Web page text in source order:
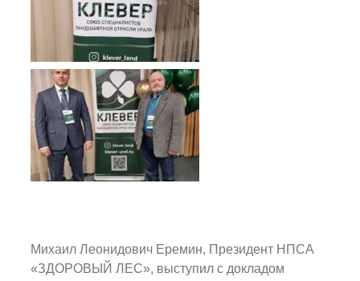
Михаил Леонидович Еремин, Президент НПСА
«ЗДОРОВЫЙ ЛЕС», выступил с докладом